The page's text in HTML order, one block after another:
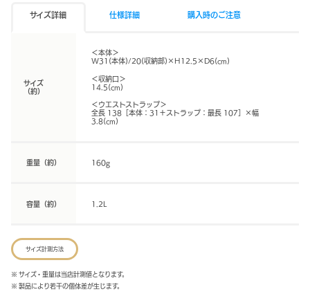
サイズ詳細 仕様詳細 購入時のご注意
サイズ
（約）
＜本体＞
W31(本体)/20(収納部)×H12.5×D6(cm)
＜収納口＞
14.5(cm)
＜ウエストストラップ＞
全長 138［本体：31＋ストラップ：最長 107］×幅
3.8(cm)
重量（約） 160g
容量（約） 1.2L
サイズ計測方法
※ サイズ・重量は当店計測値となります。
※ 製品により若干の個体差が生じます。